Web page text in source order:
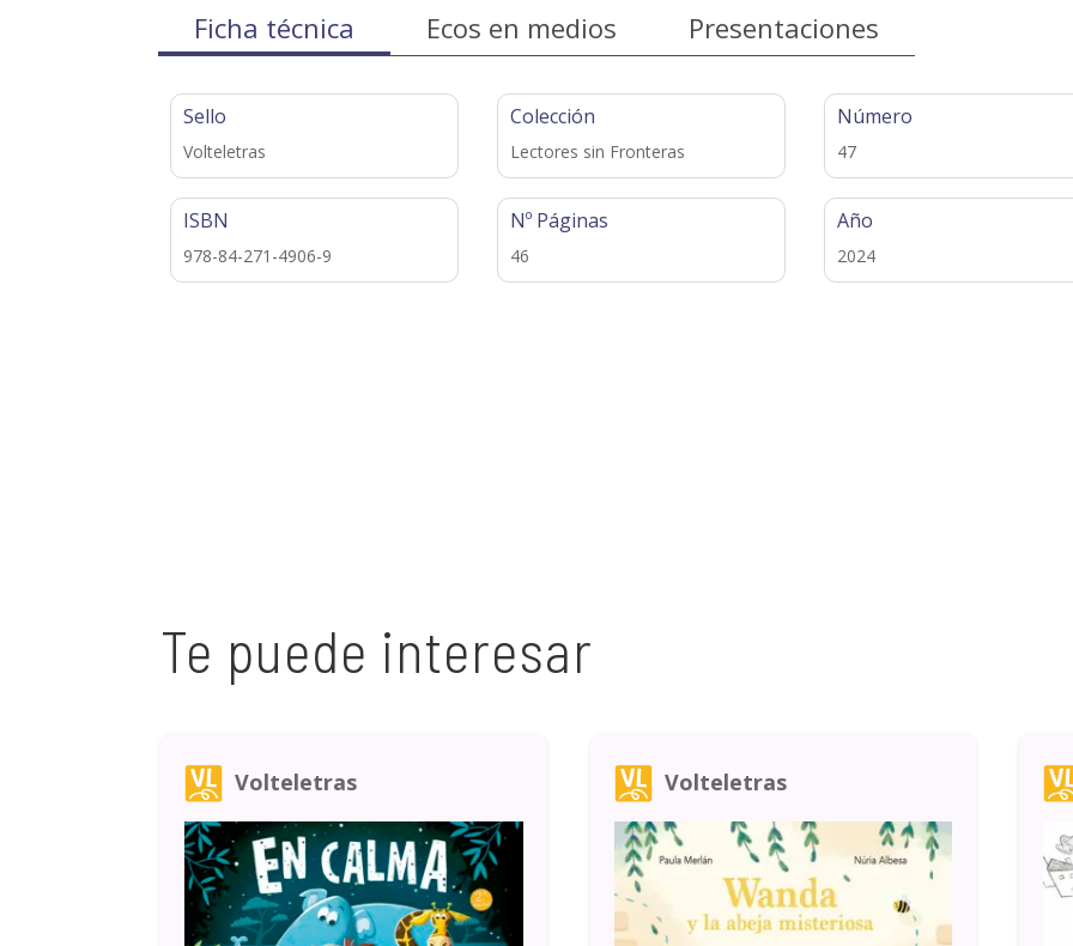
Ficha técnica Ecos en medios Presentaciones
Sello
Volteletras
ISBN
978-84-271-4906-9
Colección
Lectores sin Fronteras
Nº Páginas
46
Número
47
Año
2024
Te puede interesar
Volteletras Volteletras